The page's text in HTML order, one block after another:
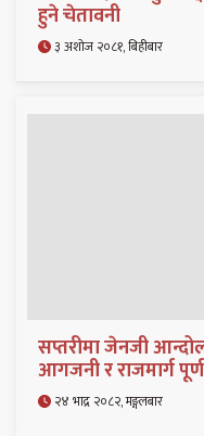
हुने चेतावनी
३ अशोज २०८१, बिहीबार
सप्तरीमा जेनजी
आगजनी र राजमार्ग
२४ भाद्र २०८२, मङ्गलबार